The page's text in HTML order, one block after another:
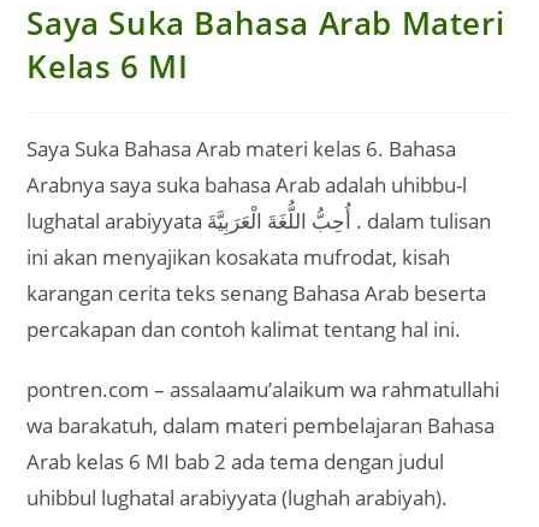
Saya Suka Bahasa Arab Materi
Kelas 6 MI
Saya Suka Bahasa Arab materi kelas 6. Bahasa
Arabnya saya suka bahasa Arab adalah uhibbu-l
lughatal arabiyyata أُحِبُّ اللُّغَةَ الْعَرَبِيَّةَ . dalam tulisan
ini akan menyajikan kosakata mufrodat, kisah
karangan cerita teks senang Bahasa Arab beserta
percakapan dan contoh kalimat tentang hal ini.
pontren.com – assalaamu’alaikum wa rahmatullahi
wa barakatuh, dalam materi pembelajaran Bahasa
Arab kelas 6 MI bab 2 ada tema dengan judul
uhibbul lughatal arabiyyata (lughah arabiyah).